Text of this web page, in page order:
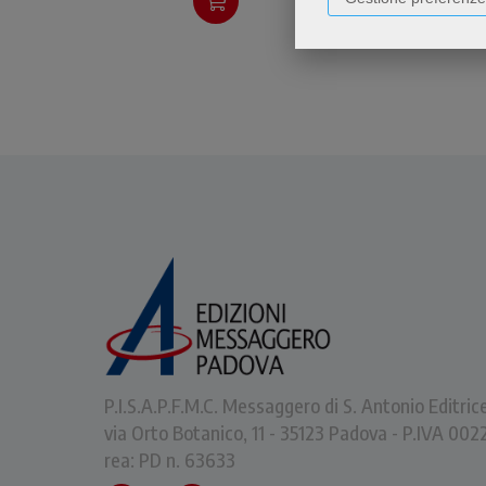
suo amore.
P.I.S.A.P.F.M.C. Messaggero di S. Antonio
via Orto Botanico, 11 - 35123 Padova - P.IVA
rea: PD n. 63633